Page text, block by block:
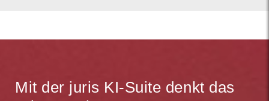
Mit der juris KI-Suite denkt das